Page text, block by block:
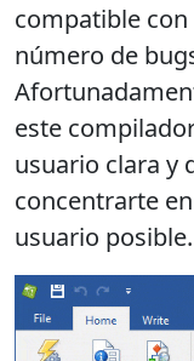
compatible
número de
este
usuario clara y
concentrarte
usuario posible.